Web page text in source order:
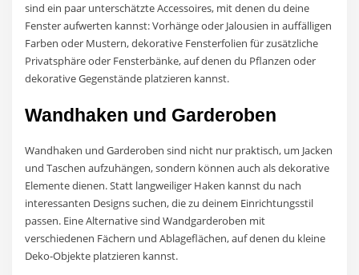
sind ein paar unterschätzte Accessoires, mit denen du deine
Fenster aufwerten kannst: Vorhänge oder Jalousien in auffälligen
Farben oder Mustern, dekorative Fensterfolien für zusätzliche
Privatsphäre oder Fensterbänke, auf denen du Pflanzen oder
dekorative Gegenstände platzieren kannst.
Wandhaken und Garderoben
Wandhaken und Garderoben sind nicht nur praktisch, um Jacken
und Taschen aufzuhängen, sondern können auch als dekorative
Elemente dienen. Statt langweiliger Haken kannst du nach
interessanten Designs suchen, die zu deinem Einrichtungsstil
passen. Eine Alternative sind Wandgarderoben mit
verschiedenen Fächern und Ablageflächen, auf denen du kleine
Deko-Objekte platzieren kannst.